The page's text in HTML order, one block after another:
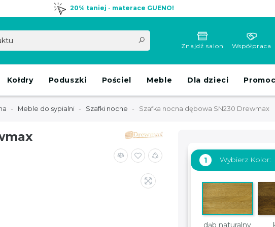
20% taniej - materace GUENO!
Znajdź salon Współpraca
Kołdry Poduszki Pościel Meble Dla dzieci
Meble do sypialni Szafki nocne Szafka nocna dębowa SN230 Drewmax
1 Wybierz Kolor:
dąb naturalny